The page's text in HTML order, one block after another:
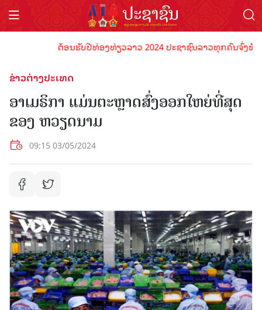
ຕ້ອນຮັບປີທ່ອງທ່ຽວລາວ 2024 ປະຊາຊົນລາວທຸກຄົນຈົ່ງພ້ອ
ຂ່າວຕ່າງປະເທດ
ອາເມຣິກາ ແມ່ນຕະຫຼາດສົ່ງອອກໃຫຍ່ທີ່ສຸດ
ຂອງ ຫວຽດນາມ
09:15 03/05/2024